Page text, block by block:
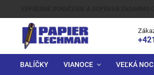
BALÍČKY VIANOCE VEĽKÁ NOC